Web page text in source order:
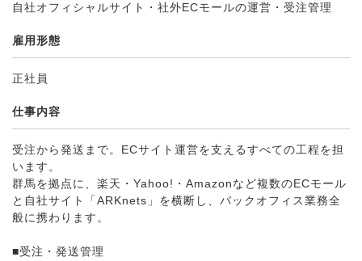
自社オフィシャルサイト・社外ECモールの運営・受注管理
雇用形態
正社員
仕事内容
受注から発送まで。ECサイト運営を支えるすべての工程を担
います。
群馬を拠点に、楽天・Yahoo!・Amazonなど複数のECモール
と自社サイト「ARKnets」を横断し、バックオフィス業務全
般に携わります。
■受注・発送管理